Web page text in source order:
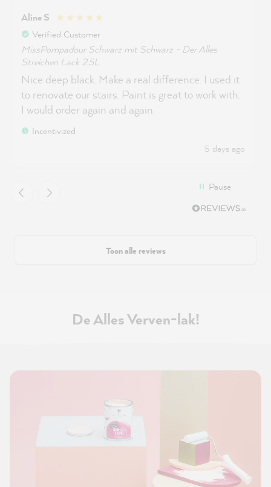
Aline S
Verified Customer
MissPompadour Schwarz mit Schwarz - Der Alles
Streichen Lack 2.5L
Nice deep black. Make a real difference. I used it
to renovate our stairs. Paint is great to work with.
I would order again and again.
Incentivized
5 days ago
Pause
Toon alle reviews
De Alles Verven-lak!